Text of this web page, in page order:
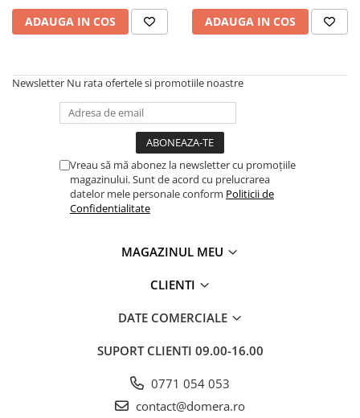
ADAUGA IN COS ADAUGA IN COS
Newsletter Nu rata ofertele si promotiile noastre
Vreau să mă abonez la newsletter cu promoțiile
magazinului. Sunt de acord cu prelucrarea
datelor mele personale conform Politicii de
Confidentialitate
MAGAZINUL MEU
CLIENTI
DATE COMERCIALE
SUPORT CLIENTI 09.00-16.00
0771 054 053
contact@domera.ro